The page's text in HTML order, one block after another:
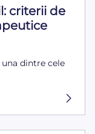
criterii de
dintre cele